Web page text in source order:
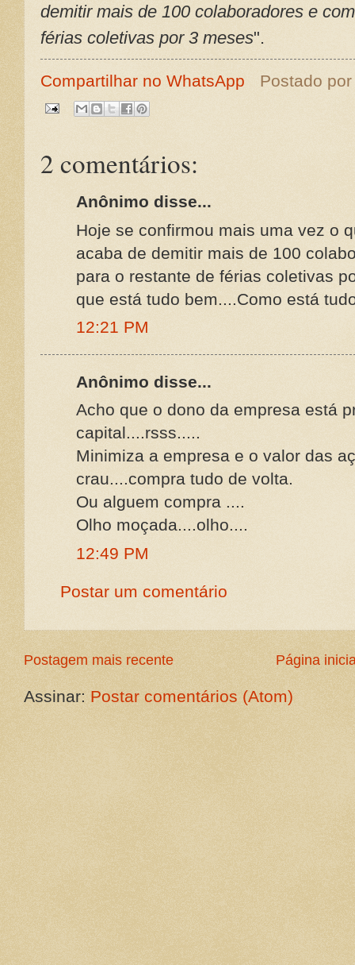
demitir mais de 100 colaboradores e
férias coletivas por 3 meses".
Compartilhar no WhatsApp Postado
2 comentários:
Anônimo disse...
Hoje se confirmou mais uma vez o
acaba de demitir mais de 100
para o restante de férias coletivas
que está tudo bem....Como está
12:21 PM
Anônimo disse...
Acho que o dono da empresa está
capital....rsss.....
Minimiza a empresa e o valor das
crau....compra tudo de volta.
Ou alguem compra ....
Olho moçada....olho....
12:49 PM
Postar um comentário
Postagem mais recente Página
Assinar: Postar comentários (Atom)